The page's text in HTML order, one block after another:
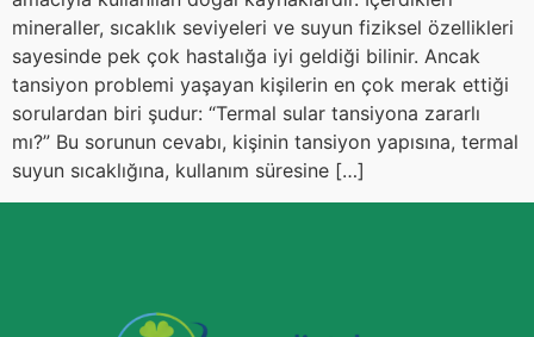
mineraller, sıcaklık seviyeleri ve suyun fiziksel özellikleri
sayesinde pek çok hastalığa iyi geldiği bilinir. Ancak
tansiyon problemi yaşayan kişilerin en çok merak ettiği
sorulardan biri şudur: “Termal sular tansiyona zararlı
mı?” Bu sorunun cevabı, kişinin tansiyon yapısına, termal
suyun sıcaklığına, kullanım süresine […]